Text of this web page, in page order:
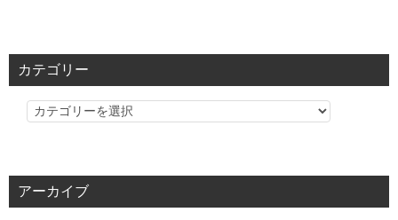
カテゴリー
カ
リ
アーカイブ